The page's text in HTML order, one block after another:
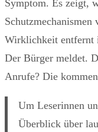
Symptom. Es zeigt,
Wirklichkeit entfernt
Der Bürger meldet.
Anrufe? Die
Um Leserinnen
Überblick über